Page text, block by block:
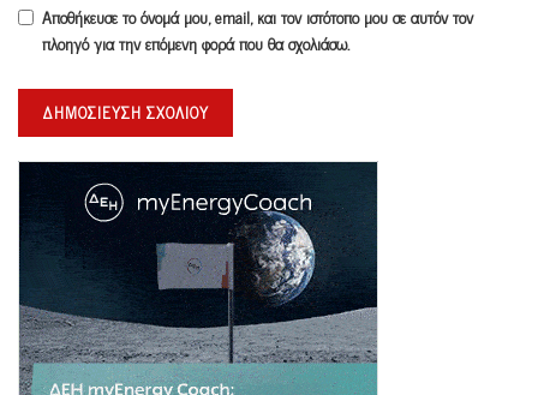
Αποθήκευσε το όνομά μου, email, και τον ιστότοπο μου σε αυτόν τον
πλοηγό για την επόμενη φορά που θα σχολιάσω.